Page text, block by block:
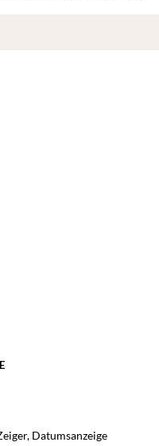
Datumsanzeige